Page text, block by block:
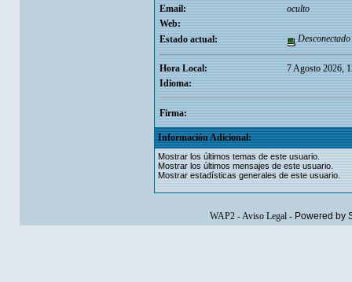
Email:
oculto
Web:
Estado actual:
Desconectado
Hora Local:
7 Agosto 2026,
Idioma:
Firma:
Información Adicional:
Mostrar los últimos temas de este usuario.
Mostrar los últimos mensajes de este usuario.
Mostrar estadísticas generales de este usuario.
WAP2-Aviso Legal- Powered by